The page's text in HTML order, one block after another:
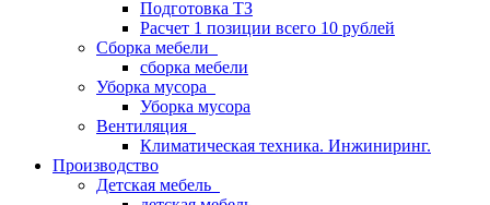
Подготовка ТЗ
Расчет 1 позиции всего 10 рублей
Сборка мебели
сборка мебели
Уборка мусора
Уборка мусора
Вентиляция
Климатическая техника. Инжиниринг.
Производство
Детская мебель